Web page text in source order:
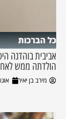
כל הברכות
אביבית בוהדנה
הולדתה ממש
מירב בן יאיר